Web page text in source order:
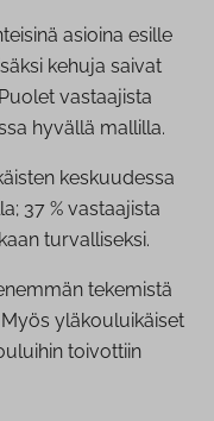
asioina esille
kehuja saivat
vastaajista
hyvällä mallilla.
keskuudessa
37 % vastaajista
turvalliseksi.
tekemistä
yläkouluikäiset
toivottiin